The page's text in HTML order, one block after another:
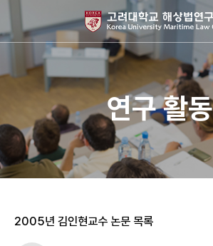
연구 활동
2005년 김인현교수 논문 목록